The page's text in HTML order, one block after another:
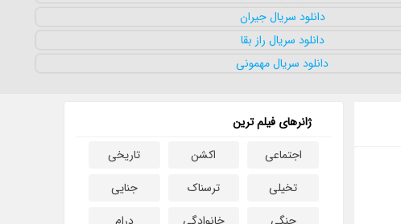
ژانرهای فیلم ترین
اجتماعی
اکشن
تاریخی
تخیلی
ترسناک
جنایی